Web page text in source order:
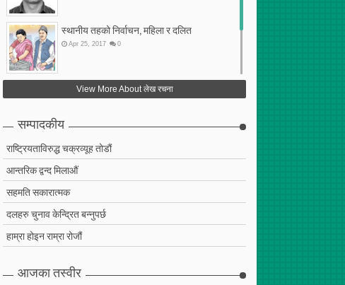
स्थानीय तहको निर्वाचन, महिला र दलित
Apr 25 2017 0
फेरि अर्को गलत सहमति
View More About लेख रचना
सम्पादकीय
राष्ट्रियताविरुद्ध चक्रव्यूह तोडौं
आन्तरिक द्वन्द मिलाऔं
सहमति सकारात्मक
दलहरु चुनाव केन्द्रित बन्नुपर्छ
हाम्रा होइन राम्रा रोजौं
आजका तस्वीर